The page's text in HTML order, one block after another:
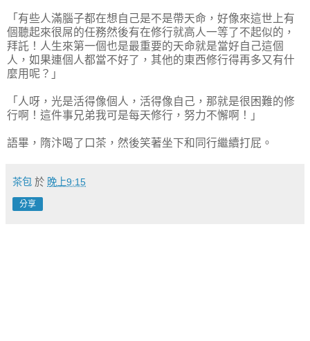
「有些人滿腦子都在想自己是不是帶天命，好像來這世上有
個聽起來很屌的任務然後有在修行就高人一等了不起似的，
拜託！人生來第一個也是最重要的天命就是當好自己這個
人，如果連個人都當不好了，其他的東西修行得再多又有什
麼用呢？」
「人呀，光是活得像個人，活得像自己，那就是很困難的修
行啊！這件事兄弟我可是每天修行，努力不懈啊！」
語畢，隋汴喝了口茶，然後笑著坐下和同行繼續打屁。
茶包 於 晚上9:15
分享